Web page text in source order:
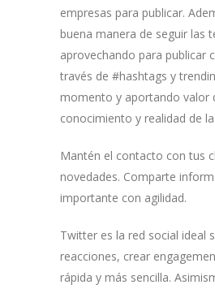
empresas para publicar.
buena manera de seguir las
aprovechando para publicar
través de #hashtags y
momento y aportando valor
conocimiento y realidad de
Mantén el contacto con tus
novedades. Comparte
importante con agilidad.
Twitter es la red social ideal
reacciones, crear
rápida y más sencilla.